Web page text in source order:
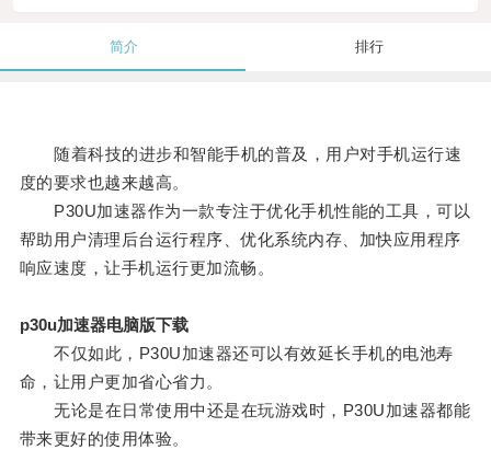
简介 排行
随着科技的进步和智能手机的普及，用户对手机运行速
度的要求也越来越高。
P30U加速器作为一款专注于优化手机性能的工具，可以
帮助用户清理后台运行程序、优化系统内存、加快应用程序
响应速度，让手机运行更加流畅。
p30u加速器电脑版下载
不仅如此，P30U加速器还可以有效延长手机的电池寿
命，让用户更加省心省力。
无论是在日常使用中还是在玩游戏时，P30U加速器都能
带来更好的使用体验。